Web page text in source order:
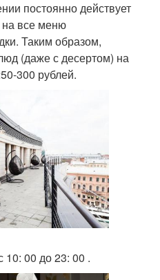
постоянно действует
на все меню
Таким образом,
(даже с десертом) на
300 рублей.
00 до 23: 00 .